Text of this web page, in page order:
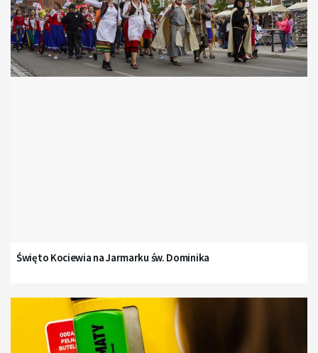
Święto Kociewia na Jarmarku św. Dominika